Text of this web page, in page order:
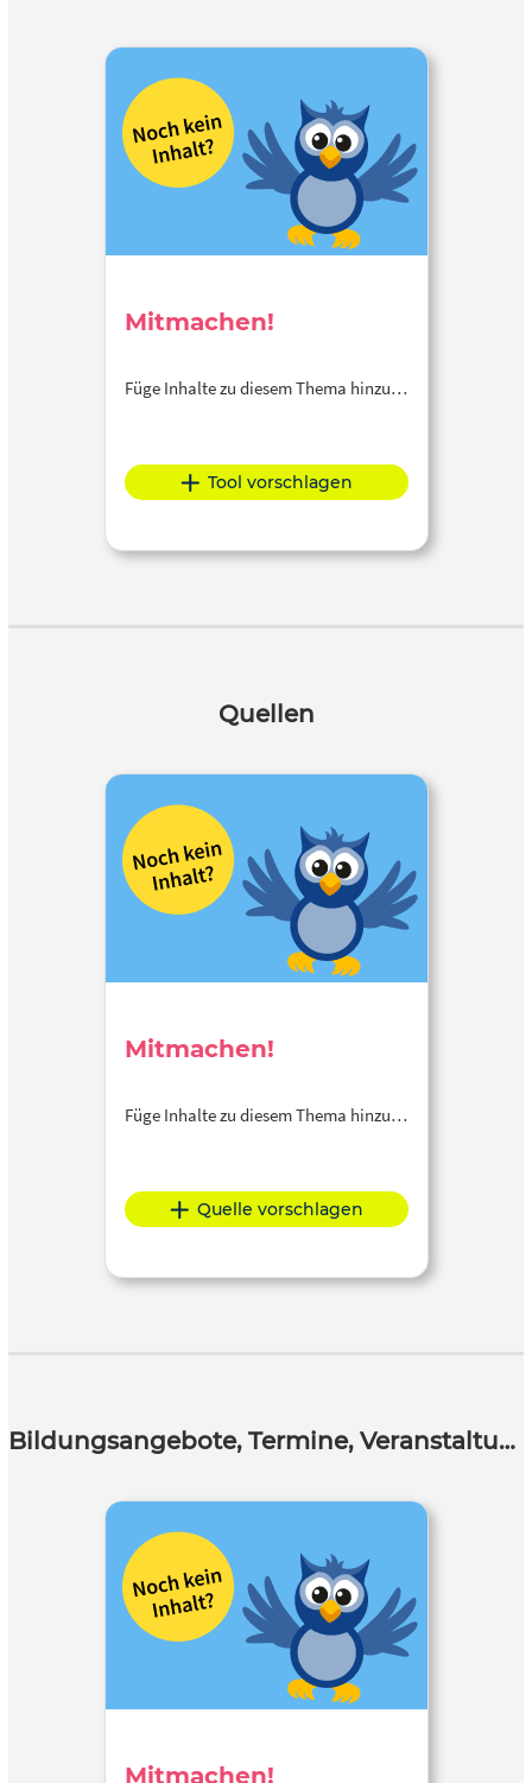
Mitmachen!
Füge Inhalte zu diesem Thema hinzu…
Tool vorschlagen
Quellen
Mitmachen!
Füge Inhalte zu diesem Thema hinzu…
Quelle vorschlagen
Bildungsangebote, Termine, Veranstaltungen
Mitmachen!